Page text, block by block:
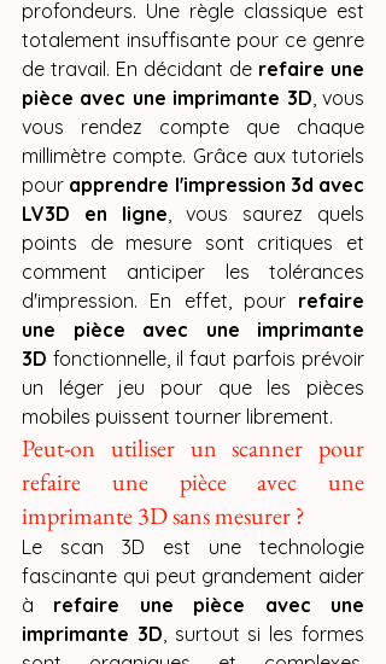
profondeurs. Une règle classique est
totalement insuffisante pour ce genre
de travail. En décidant de refaire une
pièce avec une imprimante 3D, vous
vous rendez compte que chaque
millimètre compte. Grâce aux tutoriels
pour apprendre l'impression 3d avec
LV3D en ligne, vous saurez quels
points de mesure sont critiques et
comment anticiper les tolérances
d'impression. En effet, pour refaire
une pièce avec une imprimante
3D fonctionnelle, il faut parfois prévoir
un léger jeu pour que les pièces
mobiles puissent tourner librement.
Peut-on utiliser un scanner pour
refaire une pièce avec une
imprimante 3D sans mesurer ?
Le scan 3D est une technologie
fascinante qui peut grandement aider
à refaire une pièce avec une
imprimante 3D, surtout si les formes